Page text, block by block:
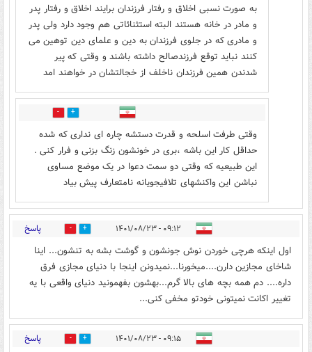
به صورت نسبی اخلاق و رفتار فرزندان برایند اخلاق و رفتار پدر
و مادر در خانه هستند البته استثنائاتی هم وجود دارد ولی پدر
و مادری که در جلوی فرزندان به دین و علمای دین توهین می
کنند نباید توقع فرزندصالح داشته باشند و وقتی که پیر
شدندن همین فرزندان ناخلف از خجالتشان در خواهند امد
3
وقتی طرفت اسلحه و قدرت دستشه چاره ای نداری که شده
حداقل کار این باشه ،بری در خونشون زنگ بزنی و فرار کنی .
این طبیعیه که وقتی دو سمت دعوا در یک موضع مساوی
نباشن این واکنشهای تلافیجویانه نامتعارف پیش بیاد
۰۹:۱۲ - ۱۴۰۱/۰۸/۲۳ 21 پاسخ
اول اینکه هرچی خوردن نوش جونشون و گوشت بشه به تنشون... اینا
شاخای مجازین دارن....میخورنا...نمیدونن اینجا با دنیای مجازی فرق
داره.... دم همه بچه های بالا گرم...بهشون بفهمونید دنیای واقعی با یه
تغییر اکانت نمیتونی خودتو مخفی کنی‌‌...
۰۹:۱۵ - ۱۴۰۱/۰۸/۲۳ 13 پاسخ